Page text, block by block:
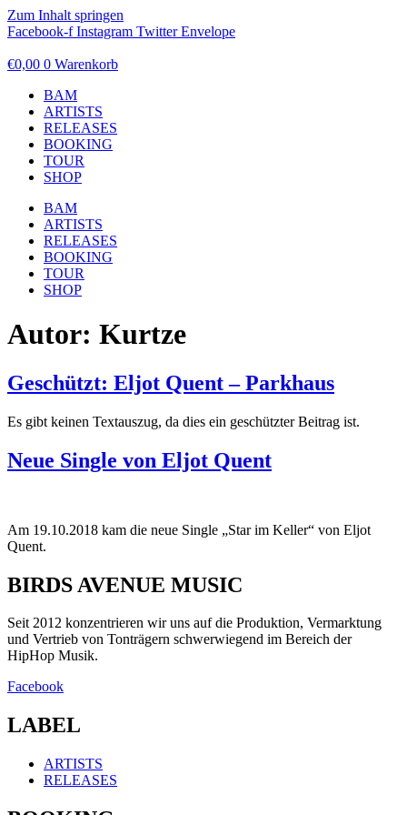
Zum Inhalt springen
Facebook-f Instagram Twitter Envelope
€0,00 0 Warenkorb
BAM
ARTISTS
RELEASES
BOOKING
TOUR
SHOP
BAM
ARTISTS
RELEASES
BOOKING
TOUR
SHOP
Autor: Kurtze
Geschützt: Eljot Quent – Parkhaus
Es gibt keinen Textauszug, da dies ein geschützter Beitrag ist.
Neue Single von Eljot Quent
Am 19.10.2018 kam die neue Single „Star im Keller“ von Eljot
Quent.
BIRDS AVENUE MUSIC
Seit 2012 konzentrieren wir uns auf die Produktion, Vermarktung
und Vertrieb von Tonträgern schwerwiegend im Bereich der
HipHop Musik.
Facebook
LABEL
ARTISTS
RELEASES